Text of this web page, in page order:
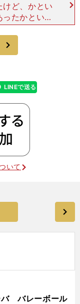
ど、かとい
たかといえ
手なジョーク
のミラン
LINEで送る
いて
バ バレーボール